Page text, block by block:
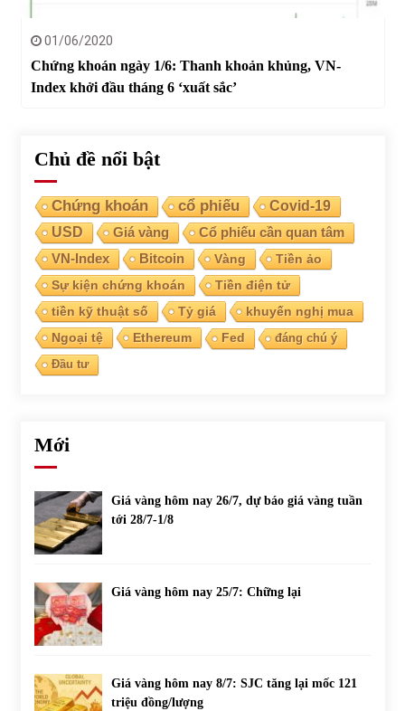
01/06/2020
Chứng khoán ngày 1/6: Thanh khoản khủng, VN-
Index khởi đầu tháng 6 ‘xuất sắc’
Chủ đề nổi bật
Chứng khoán cổ phiếu
Covid-19
USD
Giá vàng Cổ phiếu cần quan tâm
VN-Index Bitcoin Vàng
Tiền ảo
Sự kiện chứng khoán
Tiền điện tử
tiền kỹ thuật số
Tỷ giá
khuyến nghị mua
Ngoại tệ
Ethereum Fed
đáng chú ý
Đầu tư
Mới
Giá vàng hôm nay 26/7, dự báo giá vàng tuần
tới 28/7-1/8
Giá vàng hôm nay 25/7: Chững lại
Giá vàng hôm nay 8/7: SJC tăng lại mốc 121
triệu đồng/lượng